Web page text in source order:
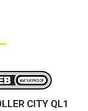
CITY QL1